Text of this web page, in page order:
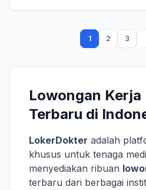
1 2 3
Lowongan Kerja
Terbaru di
LokerDokter adalah
khusus untuk tenaga
menyediakan ribuan
terbaru dari berbagai